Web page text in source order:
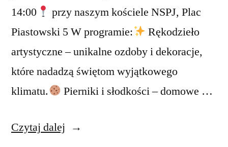
14:00
przy naszym kościele NSPJ, Plac
Piastowski 5 W programie:
Rękodzieło
artystyczne – unikalne ozdoby i dekoracje,
które nadadzą świętom wyjątkowego
klimatu.
Pierniki i słodkości – domowe …
Czytaj dalej „Jarmark